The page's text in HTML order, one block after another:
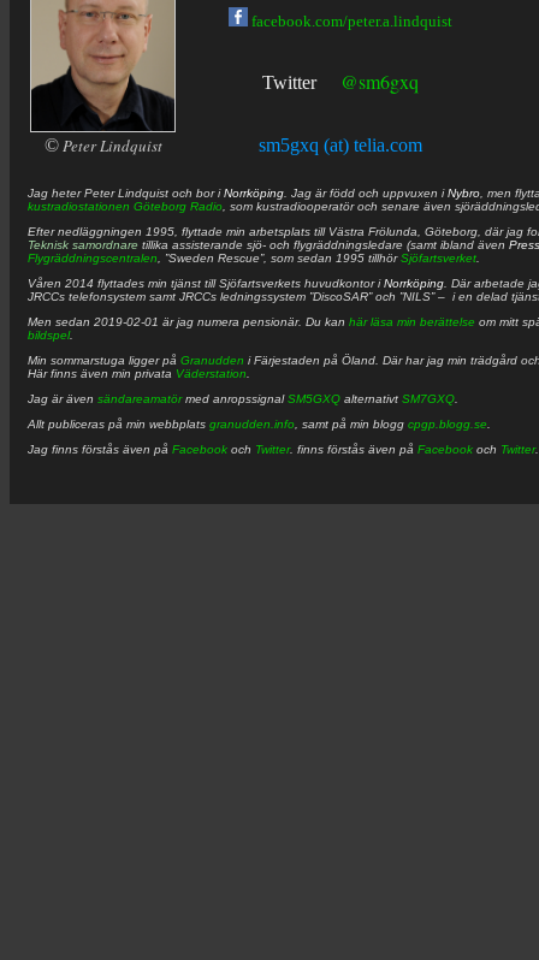
© Peter Lindquist
facebook.com/peter.a.lindquist
Twitter @sm6gxq
sm5gxq (at) telia.com
Jag heterPeter Lindquist och bor iNorrköping . Jag är född och uppvuxen iNybro , men
kustradiostationen Göteborg Radio , som kustradiooperatör och senare även
Efter nedläggningen 1995, flyttade min arbetsplats till Västra Frölunda, Göteborg, där jag
Teknisk samordnare tillika assisterande sjö- och flygräddningsledare (samt ibland även
Flygräddningscentralen , ”Sweden Rescue”, som sedan 1995 tillhörSjöfartsverket
Våren 2014 flyttades min tjänst till Sjöfartsverkets huvudkontor iNorrköping . Där arbetade
JRCCs telefonsystem samt JRCCs ledningssystem ”DiscoSAR” och ”NILS” – i en delad
Men sedan 2019-02-01 är jag numera pensionär. Du kan här läsa min berättelse om mitt
bildspel.
Min sommarstuga ligger på Granudden i Färjestaden på Öland. Där har jag min trädgård
Här finns även min privata Väderstation
Jag är även sändareamatörmed anropssignalSM5GXQ alternativt SM7GXQ
Allt publiceras på min webbplats granudden.info , samt på min blogg cpgp.blogg.se
Jag finns förstås även på Facebook och Twitter. finns förstås även på Facebook och Twitter.